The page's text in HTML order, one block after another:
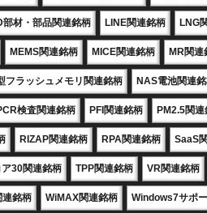
部材・部品関連銘柄 LINE関連銘柄 LNG
MEMS関連銘柄 MICE関連銘柄 MR関連
フラッシュメモリ関連銘柄 NAS電池関連
検査関連銘柄 PFI関連銘柄 PM2.5関連
RIZAP関連銘柄 RPA関連銘柄 SaaS
30関連銘柄 TPP関連銘柄 VR関連銘柄
連銘柄 WiMAX関連銘柄 Windows7サポ